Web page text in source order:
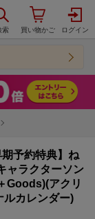
予約特典】ね
ャラクターソン
Goods)(アクリ
カレンダー)